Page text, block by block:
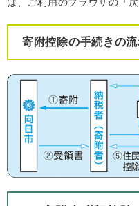
寄附控除の手続きの